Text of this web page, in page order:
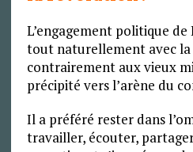
L’engagement politique de
tout naturellement avec
contrairement aux vieux
précipité vers l’arène du
Il a préféré rester dans
travailler, écouter,